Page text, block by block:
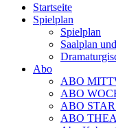
Startseite
Spielplan
Spielplan
Saalplan
Abo
ABO
ABO
ABO
ABO